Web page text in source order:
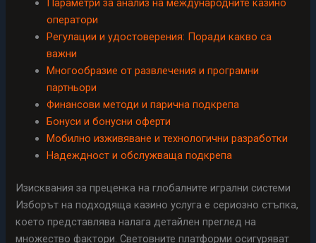
Параметри за анализ на международните казино
оператори
Регулации и удостоверения: Поради какво са
важни
Многообразие от развлечения и програмни
партньори
Финансови методи и парична подкрепа
Бонуси и бонусни оферти
Мобилно изживяване и технологични разработки
Надеждност и обслужваща подкрепа
Изисквания за преценка на глобалните игрални системи
Изборът на подходящa казино услуга е сериозно стъпка,
което представлява налага детайлен преглед на
множество фактори. Световните платформи осигуряват